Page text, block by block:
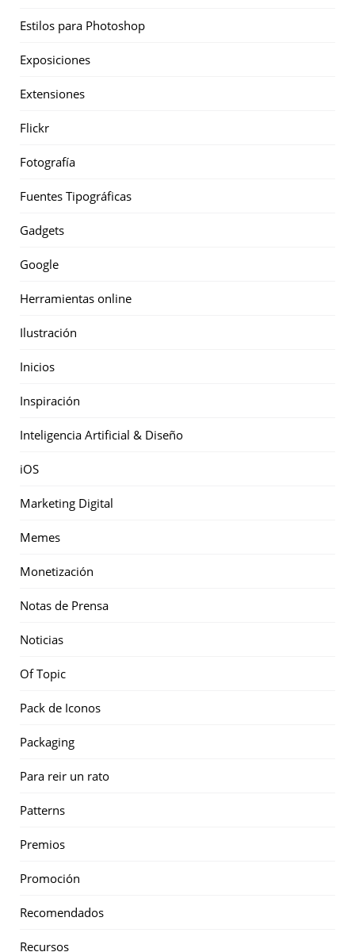
Estilos para Photoshop
Exposiciones
Extensiones
Flickr
Fotografía
Fuentes Tipográficas
Gadgets
Google
Herramientas online
Ilustración
Inicios
Inspiración
Inteligencia Artificial & Diseño
iOS
Marketing Digital
Memes
Monetización
Notas de Prensa
Noticias
Of Topic
Pack de Iconos
Packaging
Para reir un rato
Patterns
Premios
Promoción
Recomendados
Recursos